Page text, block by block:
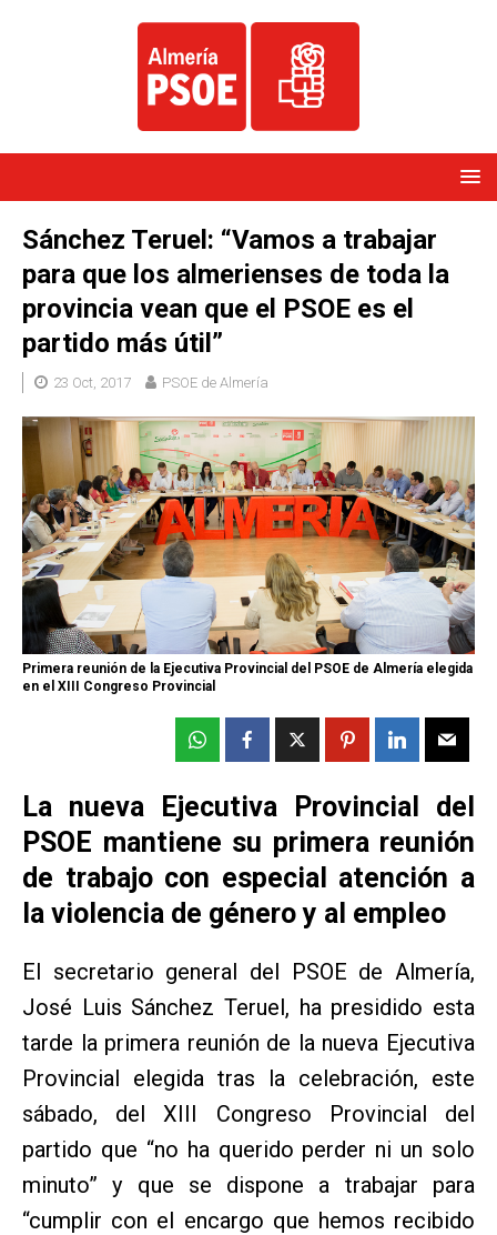
Sánchez Teruel: “Vamos a trabajar
para que los almerienses de toda la
provincia vean que el PSOE es el
partido más útil”
23 Oct, 2017 PSOE de Almería
Primera reunión de la Ejecutiva Provincial del PSOE de Almería elegida
en el XIII Congreso Provincial
La nueva Ejecutiva Provincial del
PSOE mantiene su primera reunión
de trabajo con especial atención a
la violencia de género y al empleo
El secretario general del PSOE de Almería,
José Luis Sánchez Teruel, ha presidido esta
tarde la primera reunión de la nueva Ejecutiva
Provincial elegida tras la celebración, este
sábado, del XIII Congreso Provincial del
partido que “no ha querido perder ni un solo
minuto” y que se dispone a trabajar para
“cumplir con el encargo que hemos recibido